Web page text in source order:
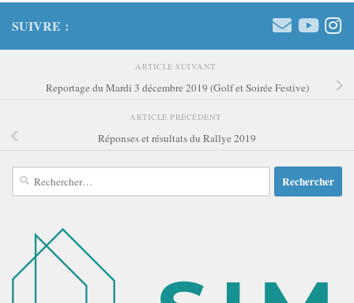
SUIVRE :
ARTICLE SUIVANT
Reportage du Mardi 3 décembre 2019 (Golf et Soirée Festive)
ARTICLE PRÉCÉDENT
Réponses et résultats du Rallye 2019
Rechercher :